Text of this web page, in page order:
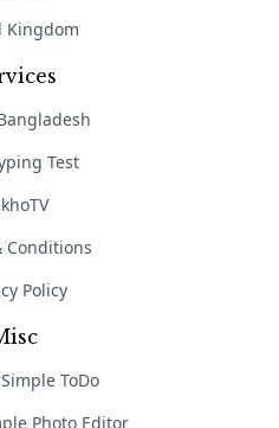
Kingdom
Test
Conditions
Policy
ToDo
Photo Editor